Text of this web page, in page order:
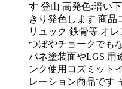
す 登山 高発色:暗い
きり発色します 商品
リュック 鉄骨等 オ
つぼやチョークでも
パネ塗装面やLGS 用
ンク使用コズミット
レーション商品です